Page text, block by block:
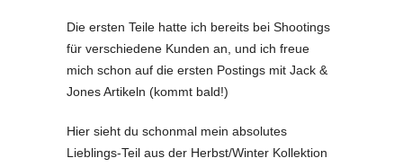
Die ersten Teile hatte ich bereits bei Shootings
für verschiedene Kunden an, und ich freue
mich schon auf die ersten Postings mit Jack &
Jones Artikeln (kommt bald!)
Hier sieht du schonmal mein absolutes
Lieblings-Teil aus der Herbst/Winter Kollektion